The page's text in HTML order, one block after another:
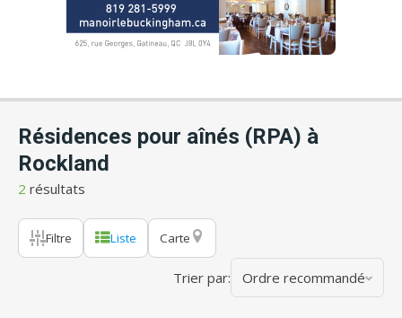
Résidences pour aînés (RPA) à
Rockland
2 résultats
Filtre Liste Carte
Trier par: Ordre recommandé